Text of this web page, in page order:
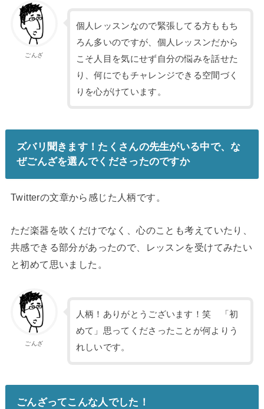
ごんざ
個人レッスンなので緊張してる方ももち
ろん多いのですが、個人レッスンだから
こそ人目を気にせず自分の悩みを話せた
り、何にでもチャレンジできる空間づく
りを心がけています。
ズバリ聞きます！たくさんの先生がいる中で、な
ぜごんざを選んでくださったのですか
Twitterの文章から感じた人柄です。
ただ楽器を吹くだけでなく、心のことも考えていたり、
共感できる部分があったので、レッスンを受けてみたい
と初めて思いました。
ごんざ
人柄！ありがとうございます！笑 「初
めて」思ってくださったことが何よりう
れしいです。
ごんざってこんな人でした！